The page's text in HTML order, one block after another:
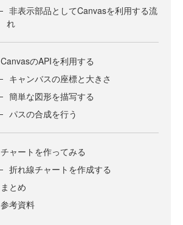
非表示部品としてCanvasを利用する流
れ
CanvasのAPIを利用する
キャンバスの座標と大きさ
簡単な図形を描写する
パスの合成を行う
チャートを作ってみる
折れ線チャートを作成する
まとめ
参考資料